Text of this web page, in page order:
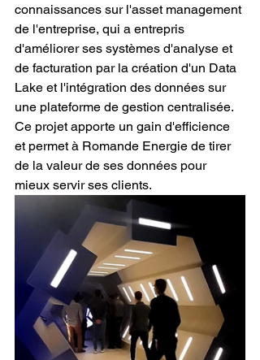
connaissances sur l'asset management
de l'entreprise, qui a entrepris
d'améliorer ses systèmes d'analyse et
de facturation par la création d'un Data
Lake et l'intégration des données sur
une plateforme de gestion centralisée.
Ce projet apporte un gain d'efficience
et permet à Romande Energie de tirer
de la valeur de ses données pour
mieux servir ses clients.